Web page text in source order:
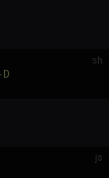
sh
js